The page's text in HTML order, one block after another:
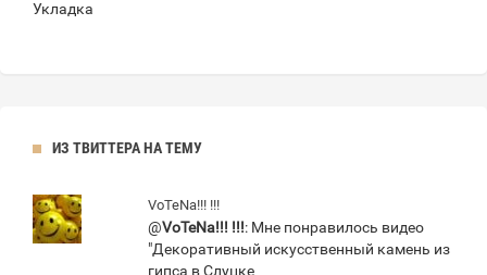
Укладка
ИЗ ТВИТТЕРА НА ТЕМУ
VoTeNa!!! !!!
@VoTeNa!!! !!!: Мне понравилось видео
"Декоративный искусственный камень из
гипса в Слуцке